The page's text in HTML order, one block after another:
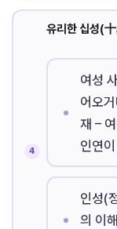
유리한 십성(
여성
어오
재 –
인연
인성(
의 이